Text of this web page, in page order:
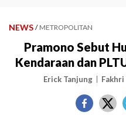
NEWS / METROPOLITAN
Pramono Sebut
Kendaraan dan
Erick Tanjung